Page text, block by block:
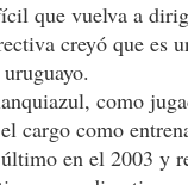
que vuelva a
creyó que es
como
cargo como
en el 2003 y